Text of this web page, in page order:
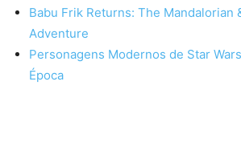
Babu Frik Returns: The Mandalorian
Adventure
Personagens Modernos de Star
Época